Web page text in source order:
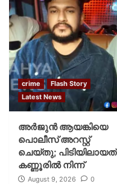
crime
Flash Story
Latest News
അർജുൻ ആയങ്കിയെ
പൊലീസ് അറസ്റ്റ്
ചെയ്‌തു; പിടിയിലായത്
കണ്ണൂരിൽ നിന്ന്
August 9, 2026 0